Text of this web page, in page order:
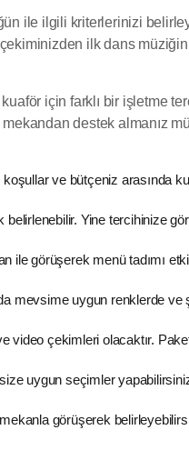
ile ilgili kriterlerinizi
ilk dans
için farklı bir işletme
destek almanız
koşullar ve bütçeniz arasında
Yine tercihinize
ile görüşerek menü tadımı
mevsime uygun renklerde ve
video çekimleri olacaktır.
uygun seçimler
görüşerek